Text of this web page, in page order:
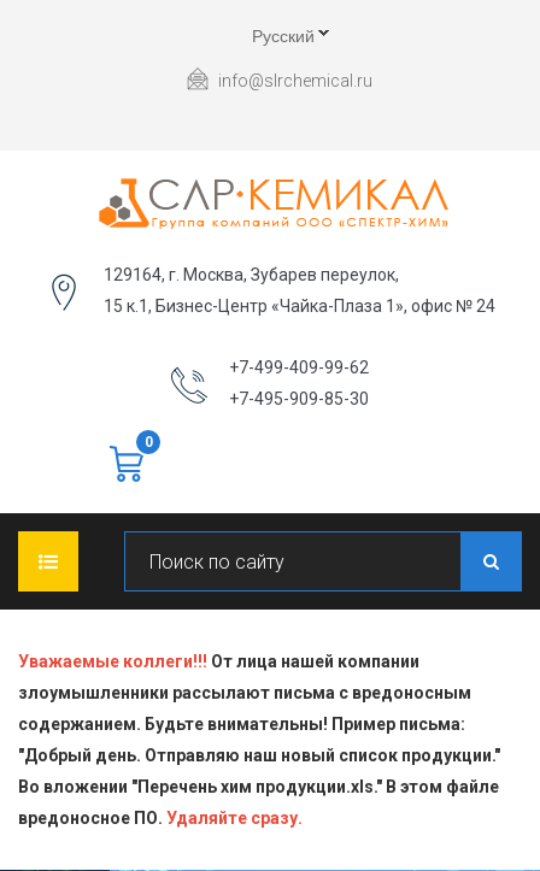
Русский
info@slrchemical.ru
129164, г. Москва, Зубарев переулок,
15 к.1, Бизнес-Центр «Чайка-Плаза 1», офис № 24
+7-499-409-99-62
+7-495-909-85-30
0
О КОМПАНИИ
ПРОДУКЦИЯ
Блескообразующие добавки
СТАТЬИ
Уважаемые коллеги!!! От лица нашей компании
злоумышленники рассылают письма с вредоносным
содержанием. Будьте внимательны! Пример письма:
"Добрый день. Отправляю наш новый список продукции."
Во вложении "Перечень хим продукции.xls." В этом файле
вредоносное ПО. Удаляйте сразу.